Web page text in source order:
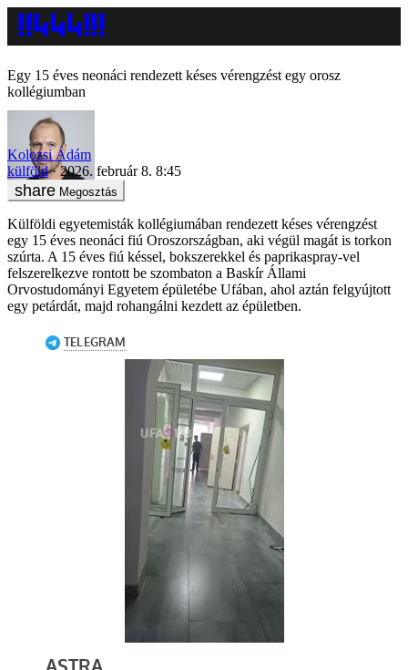
Egy 15 éves neonáci rendezett késes vérengzést egy orosz
kollégiumban
Kolozsi Ádám
külföld
2026. február 8. 8:45
Megosztás
Külföldi egyetemisták kollégiumában rendezett késes vérengzést
egy 15 éves neonáci fiú Oroszországban, aki végül magát is torkon
szúrta. A 15 éves fiú késsel, bokszerekkel és paprikaspray-vel
felszerelkezve rontott be szombaton a Baskír Állami
Orvostudományi Egyetem épületébe Ufában, ahol aztán felgyújtott
egy petárdát, majd rohangálni kezdett az épületben.